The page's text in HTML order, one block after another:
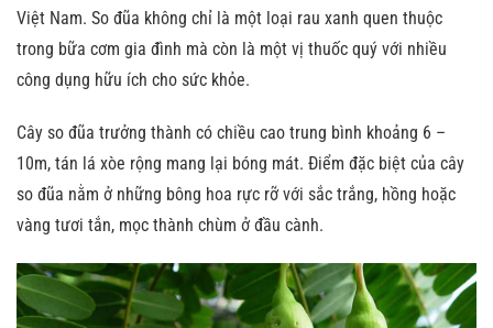
Việt Nam. So đũa không chỉ là một loại rau xanh quen thuộc
trong bữa cơm gia đình mà còn là một vị thuốc quý với nhiều
công dụng hữu ích cho sức khỏe.
Cây so đũa trưởng thành có chiều cao trung bình khoảng 6 –
10m, tán lá xòe rộng mang lại bóng mát. Điểm đặc biệt của cây
so đũa nằm ở những bông hoa rực rỡ với sắc trắng, hồng hoặc
vàng tươi tắn, mọc thành chùm ở đầu cành.